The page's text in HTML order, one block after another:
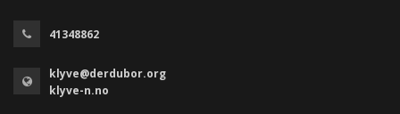
41348862
klyve@derdubor.org
klyve-n.no